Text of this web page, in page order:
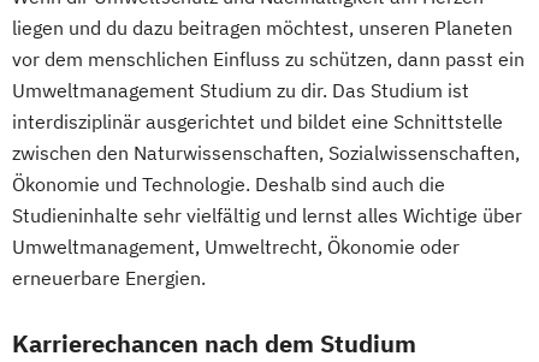
Management
Informationsdesign Interaction Design
International Industrial Management
International Supply Management
Journalismus und Public Relations (PR)
Lebensmittel: Produkt- und
Prozessentwicklung
Logopädie Luftfahrt / Aviation
Luftverkehrsmanagement
Geschäftsprozesse
Geographie und Wirtschaftskunde
Geosciences Geospatial Technologies
Geowissenschaften Germanistik
Geschichte
Geschichte des südöstlichen Europa
Geschichte
Sozialkunde und Politische Bildung
Global Studies
liegen und du dazu beitragen möchtest, unseren Planeten
vor dem menschlichen Einfluss zu schützen, dann passt ein
Umweltmanagement Studium zu dir. Das Studium ist
interdisziplinär ausgerichtet und bildet eine Schnittstelle
zwischen den Naturwissenschaften, Sozialwissenschaften,
Ökonomie und Technologie. Deshalb sind auch die
Studieninhalte sehr vielfältig und lernst alles Wichtige über
Umweltmanagement, Umweltrecht, Ökonomie oder
erneuerbare Energien.
Karrierechancen nach dem Studium